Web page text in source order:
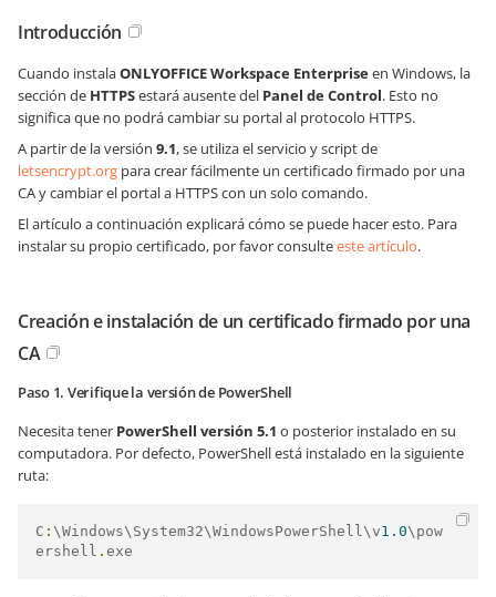
Introducción
Cuando instalaONLYOFFICE Workspace Enterpriseen Windows, la
sección de HTTPSestará ausente del Panel de Control. Esto no
significa que no podrá cambiar su portal al protocolo HTTPS.
A partir de la versión 9.1, se utiliza el servicio y script de
letsencrypt.org para crear fácilmente un certificado firmado por una
CA y cambiar el portal a HTTPS con un solo comando.
El artículo a continuación explicará cómo se puede hacer esto. Para
instalar su propio certificado, por favor consulteeste artículo.
Creación e instalación de un certificado firmado por una
CA
Paso 1. Verifique la versión de PowerShell
Necesita tener PowerShell versión 5.1 o posterior instalado en su
computadora. Por defecto, PowerShell está instalado en la siguiente
ruta:
C : \Windows\System32\WindowsPowerShell\v1.0\pow
ershell . exe